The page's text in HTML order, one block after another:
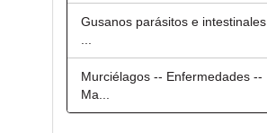
Gusanos parásitos e intestinales
Murciélagos -- Enfermedades --
Ma...